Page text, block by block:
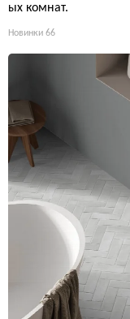
ых комнат.
Новинки 66